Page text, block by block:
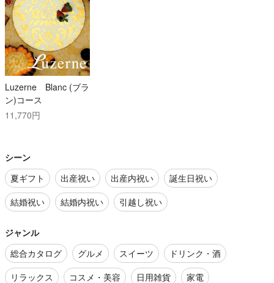
Luzerne Blanc (ブラ
ン)コース
11,770円
シーン
夏ギフト
出産祝い 出産内祝い
誕生日祝い
結婚祝い
結婚内祝い 引越し祝い
ジャンル
総合カタログ
グルメ スイーツ
ドリンク・酒
リラックス
コスメ・美容 日用雑貨
家電